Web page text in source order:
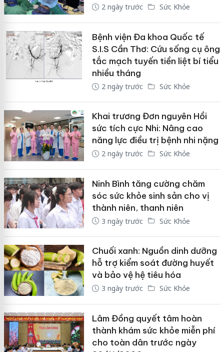
2 ngày trước Sức Khỏe
Bệnh viện Đa khoa Quốc tế
S.I.S Cần Thơ: Cứu sống cụ ông
tắc mạch tuyến tiền liệt bí tiểu
nhiều tháng
2 ngày trước Sức Khỏe
Khai trương Đơn nguyên Hồi
sức tích cực Nhi: Nâng cao
năng lực điều trị bệnh nhi nặng
2 ngày trước Sức Khỏe
Ninh Bình tăng cường chăm
sóc sức khỏe sinh sản cho vị
thành niên, thanh niên
3 ngày trước Sức Khỏe
Chuối xanh: Nguồn dinh dưỡng
hỗ trợ kiểm soát đường huyết
và bảo vệ hệ tiêu hóa
3 ngày trước Sức Khỏe
Lâm Đồng quyết tâm hoàn
thành khám sức khỏe miễn phí
cho toàn dân trước ngày